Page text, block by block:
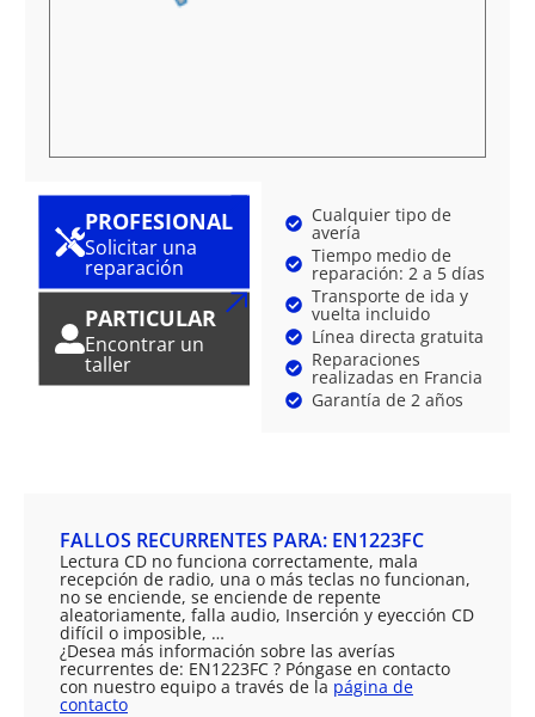
PROFESIONAL
Solicitar una
reparación
PARTICULAR
Encontrar un
taller
Cualquier tipo de
avería
Tiempo medio de
reparación: 2 a 5 días
Transporte de ida y
vuelta incluido
Línea directa gratuita
Reparaciones
realizadas en Francia
Garantía de 2 años
FALLOS RECURRENTES PARA: EN1223FC
Lectura CD no funciona correctamente, mala
recepción de radio, una o más teclas no funcionan,
no se enciende, se enciende de repente
aleatoriamente, falla audio, Inserción y eyección CD
difícil o imposible, …
¿Desea más información sobre las averías
recurrentes de: EN1223FC ? Póngase en contacto
con nuestro equipo a través de la página de
contacto